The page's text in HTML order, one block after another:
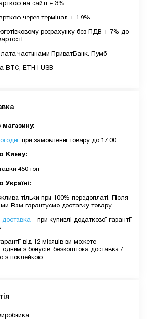
жодних прихованих комісій
платежів.
це політика та умови компанії
магазину:
, при замовленні товару до 17.00
Киеву:
450 грн
Україні:
тільки при 100% передоплаті. Після
Вам гарантуємо доставку товару.
доставка - при купивлі додаткової гарантії
від 12 місяців ви можете
одним з бонусів: безкоштона доставка /
з поклейкою.
на сайті + 3%
через термінал + 1.9%
розрахунку без ПДВ + 7% до
частинами ПриватБанк, Пумб
BTC, ETH і USB